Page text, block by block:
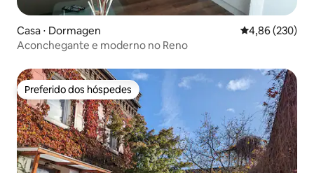
Casa ⋅ Dormagen 4,86 de uma
4,86 (230)
Aconchegante e moderno no Reno
Preferido dos hóspedes
Preferido dos hóspedes